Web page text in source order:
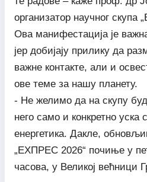
организатор научног скупа
Ова манифестација је
јер добијају прилику да
важне контакте, али и
ове теме за нашу планету.
- Не желимо да на скупу
него само и конкретно уска
енергетика. Дакле,
„ЕXПРЕС 2026“ почиње у
часова, у Великој већници